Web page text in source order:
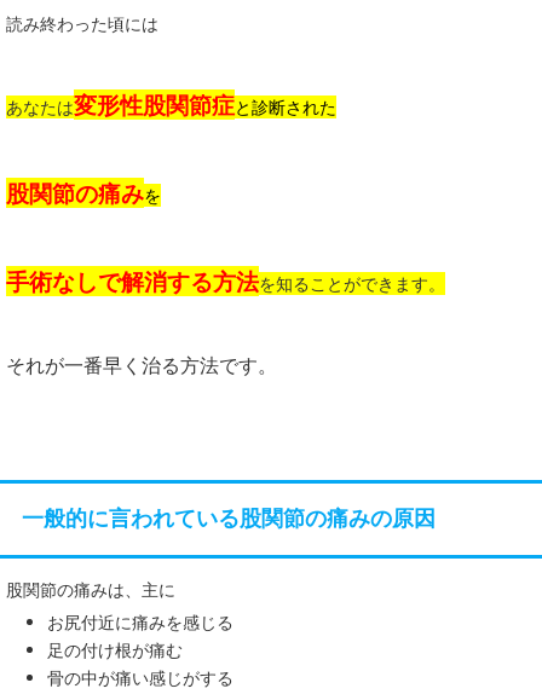
読み終わった頃には
あなたは変形性股関節症と診断された
股関節の痛みを
手術なしで解消する方法を知ることができます。
それが一番早く治る方法です。
一般的に言われている股関節の痛みの原因
股関節の痛みは、主に
お尻付近に痛みを感じる
足の付け根が痛む
骨の中が痛い感じがする